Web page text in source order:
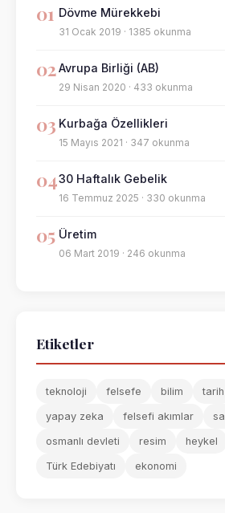
01 Dövme Mürekkebi
31 Ocak 2019 · 1385 okunma
02Avrupa Birliği (AB)
29 Nisan 2020 · 433 okunma
03 Kurbağa Özellikleri
15 Mayıs 2021 · 347 okunma
0430 Haftalık Gebelik
16 Temmuz 2025 · 330 okunma
05 Üretim
06 Mart 2019 · 246 okunma
Etiketler
teknoloji felsefe bilim tarih
yapay zeka felsefi akımlar
osmanlı devleti resim heykel
Türk Edebiyatı ekonomi